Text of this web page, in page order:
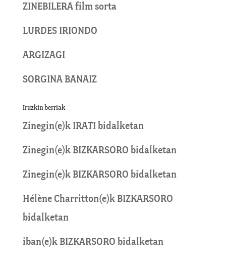
ZINEBILERA film sorta
LURDES IRIONDO
ARGIZAGI
SORGINA BANAIZ
Iruzkin berriak
Zinegin(e)k IRATI bidalketan
Zinegin(e)k BIZKARSORO bidalketan
Zinegin(e)k BIZKARSORO bidalketan
Hélène Charritton(e)k BIZKARSORO
bidalketan
iban(e)k BIZKARSORO bidalketan